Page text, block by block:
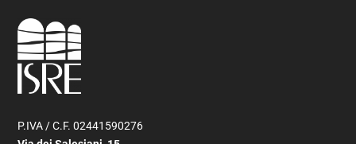
P.IVA / C.F. 02441590276